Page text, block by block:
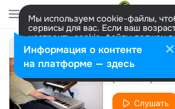
Мы используем cookie-файлы,
сервисы для вас. Если ваш
настроить cookie-файлы должен
представитель. Больше
Разрешить все Настроить
[unknown]
Слушать
Информация о контенте
на платформе — здесь